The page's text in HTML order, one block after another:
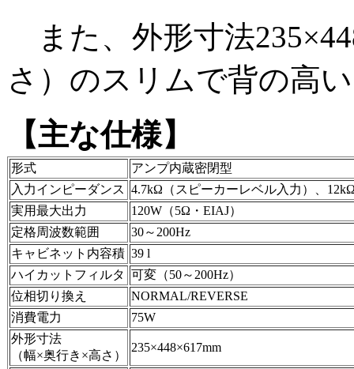
また、外形寸法
さ）のスリムで背の高
【主な仕様】
形式
アンプ内蔵密閉型
入力インピーダンス 4.7kΩ（スピーカーレベル入力）、
実用最大出力
120W（5Ω・EIAJ）
定格周波数範囲
30～200Hz
キャビネット内容積 39 l
ハイカットフィルタ 可変（50～200Hz）
位相切り換え
NORMAL/REVERSE
消費電力
75W
外形寸法
（幅×奥行き×高さ）
235×448×617mm